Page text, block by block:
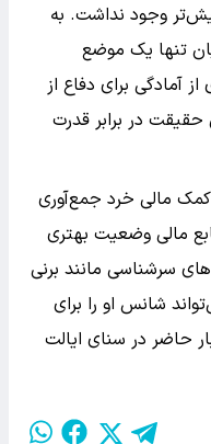
وجود نداشت. به
تنها یک موضع
آمادگی برای دفاع از
در برابر قدرت
به ۶۰ هزار دلار کمک مالی خرد جمع‌آوری
مالی وضعیت بهتری
سرشناسی مانند برنی
شانس او را برای
حاضر در سنای ایالت